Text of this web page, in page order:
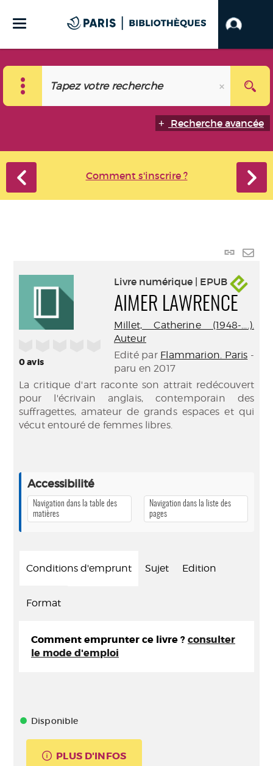
Recherche avancée
Comment s'inscrire ?
Lien
0avis
Livre numérique | EPUB
AIMER LAWRENCE
Millet, Catherine (1948-....).
Auteur
Edité par Flammarion. Paris -
paru en 2017
La critique d'art raconte son attrait redécouvert
pour l'écrivain anglais, contemporain des
suffragettes, amateur de grands espaces et qui
vécut entouré de femmes libres.
Accessibilité
Navigation dans la table des
matières
Navigation dans la liste des
pages
Conditions d'emprunt Sujet Edition
Format
Comment emprunter ce livre ? consulter
le mode d'emploi
Disponible
PLUS D'INFOS